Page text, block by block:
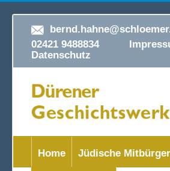
02421 9488834
Datenschutz
Home Jüdische